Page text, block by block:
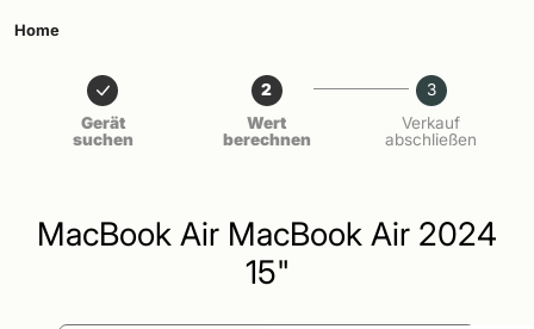
Home
Gerät
suchen
2
Wert
berechnen
3
Verkauf
abschließen
MacBook Air MacBook Air 2024
15"